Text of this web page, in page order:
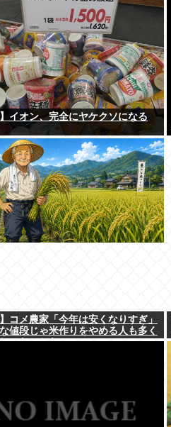
】イオン、完全にヤケクソになる
】コメ農家「今年は安くなりすぎ」
な値段じゃ米作りをやめる人も多く
ゃないかな?」